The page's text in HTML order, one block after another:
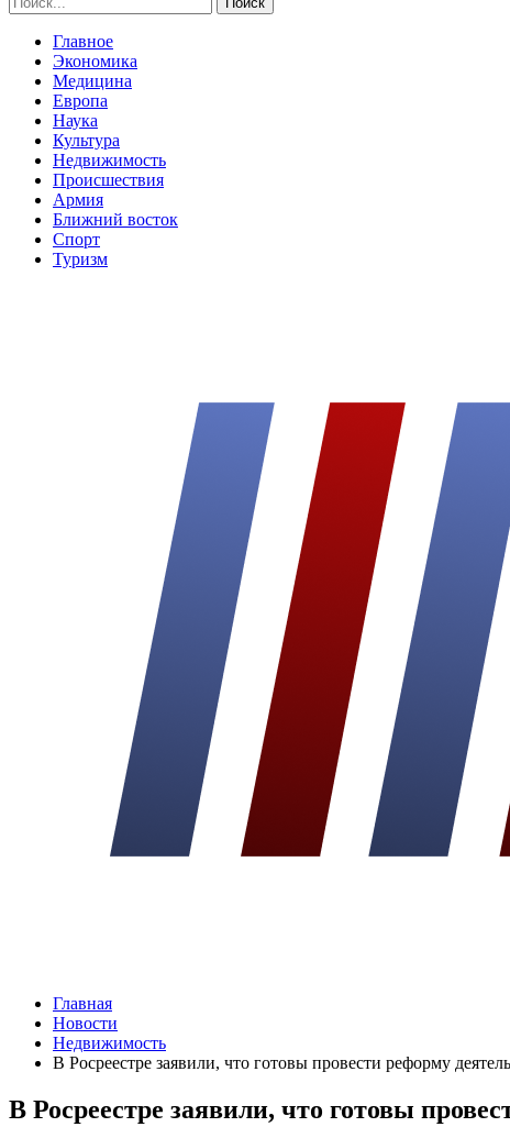
Главное
Экономика
Медицина
Европа
Наука
Культура
Недвижимость
Происшествия
Армия
Ближний восток
Спорт
Туризм
Главная
Новости
Недвижимость
В Росреестре заявили, что готовы провести реформу
В Росреестре заявили, что готовы